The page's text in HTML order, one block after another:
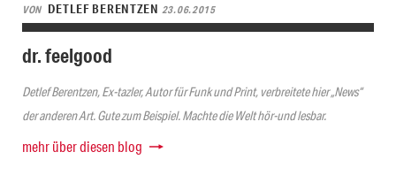
VON DETLEF BERENTZEN 23.06.2015
dr. feelgood
Detlef Berentzen, Ex-tazler, Autor für Funk und Print, verbreitete hier „News“
der anderen Art. Gute zum Beispiel. Machte die Welt hör-und lesbar.
mehr über diesen blog